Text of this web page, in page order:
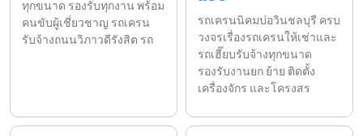
ทุกขนาด รองรับทุกงาน พร้อม
คนขับผู้เชี่ยวชาญ รถเครน
รับจ้างถนนวิภาวดีรังสิต รถ
รถเครนนิคมบ่อวินชลบุรี ครบ
วงจรเรื่องรถเครนให้เช่าและ
รถเฮี๊ยบรับจ้างทุกขนาด
รองรับงานยก ย้าย ติดตั้ง
เครื่องจักร และโครงสร